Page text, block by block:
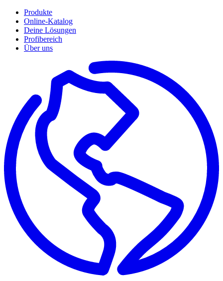
Produkte
Online-Katalog
Deine Lösungen
Profibereich
Über uns